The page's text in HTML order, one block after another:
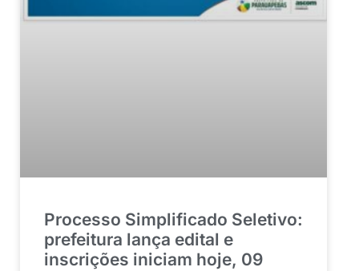
Processo Simplificado Seletivo:
prefeitura lança edital e
inscrições iniciam hoje, 09